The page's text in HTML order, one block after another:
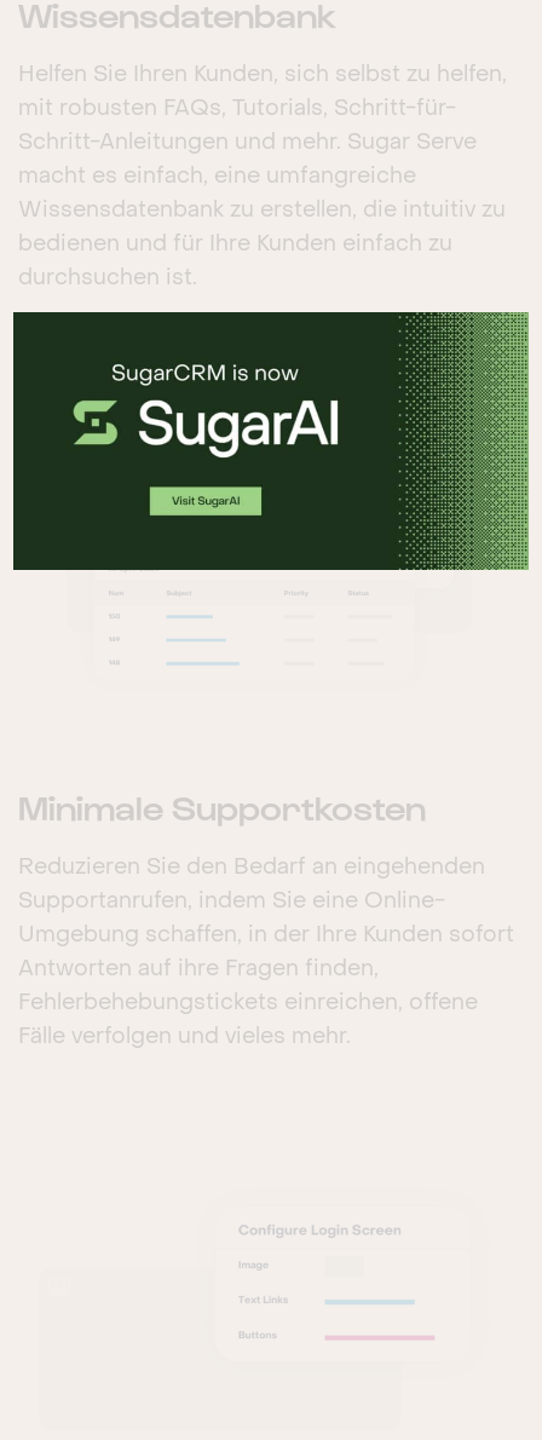
Wissensdatenbank
Helfen Sie Ihren Kunden, sich selbst zu helfen,
mit robusten FAQs, Tutorials, Schritt-für-
Schritt-Anleitungen und mehr. Sugar Serve
macht es einfach, eine umfangreiche
Wissensdatenbank zu erstellen, die intuitiv zu
bedienen und für Ihre Kunden einfach zu
durchsuchen ist.
Minimale Supportkosten
Reduzieren Sie den Bedarf an eingehenden
Supportanrufen, indem Sie eine Online-
Umgebung schaffen, in der Ihre Kunden sofort
Antworten auf ihre Fragen finden,
Fehlerbehebungstickets einreichen, offene
Fälle verfolgen und vieles mehr.